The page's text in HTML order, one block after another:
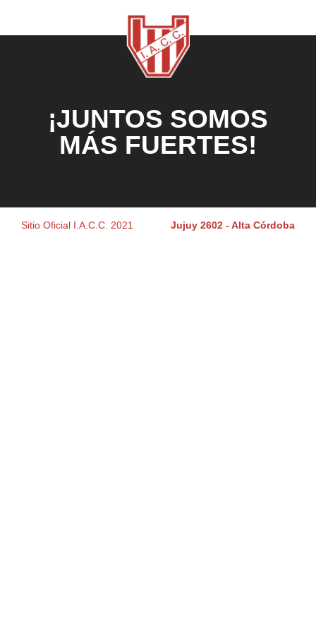
¡JUNTOS SOMOS
MÁS FUERTES!
Sitio Oficial I.A.C.C. 2021 Jujuy 2602 - Alta Córdoba